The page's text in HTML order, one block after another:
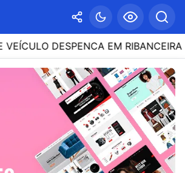
DESPENCA EM RIBANCEIRA COM